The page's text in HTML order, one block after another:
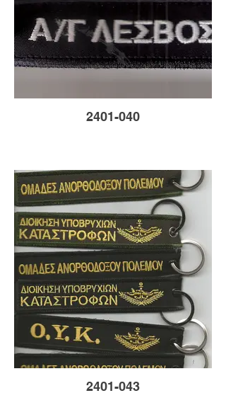
2401-040
2401-043